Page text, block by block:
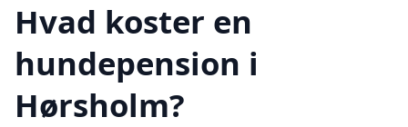
Hvad koster en
hundepension i
Hørsholm?